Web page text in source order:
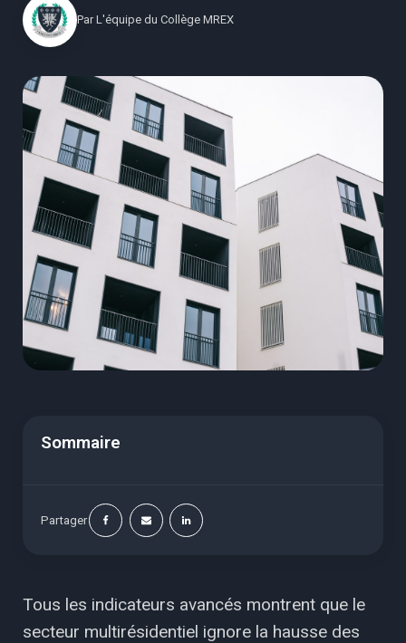
Par L'équipe du Collège MREX
Sommaire
Partager
Tous les indicateurs avancés montrent que le
secteur multirésidentiel ignore la hausse des